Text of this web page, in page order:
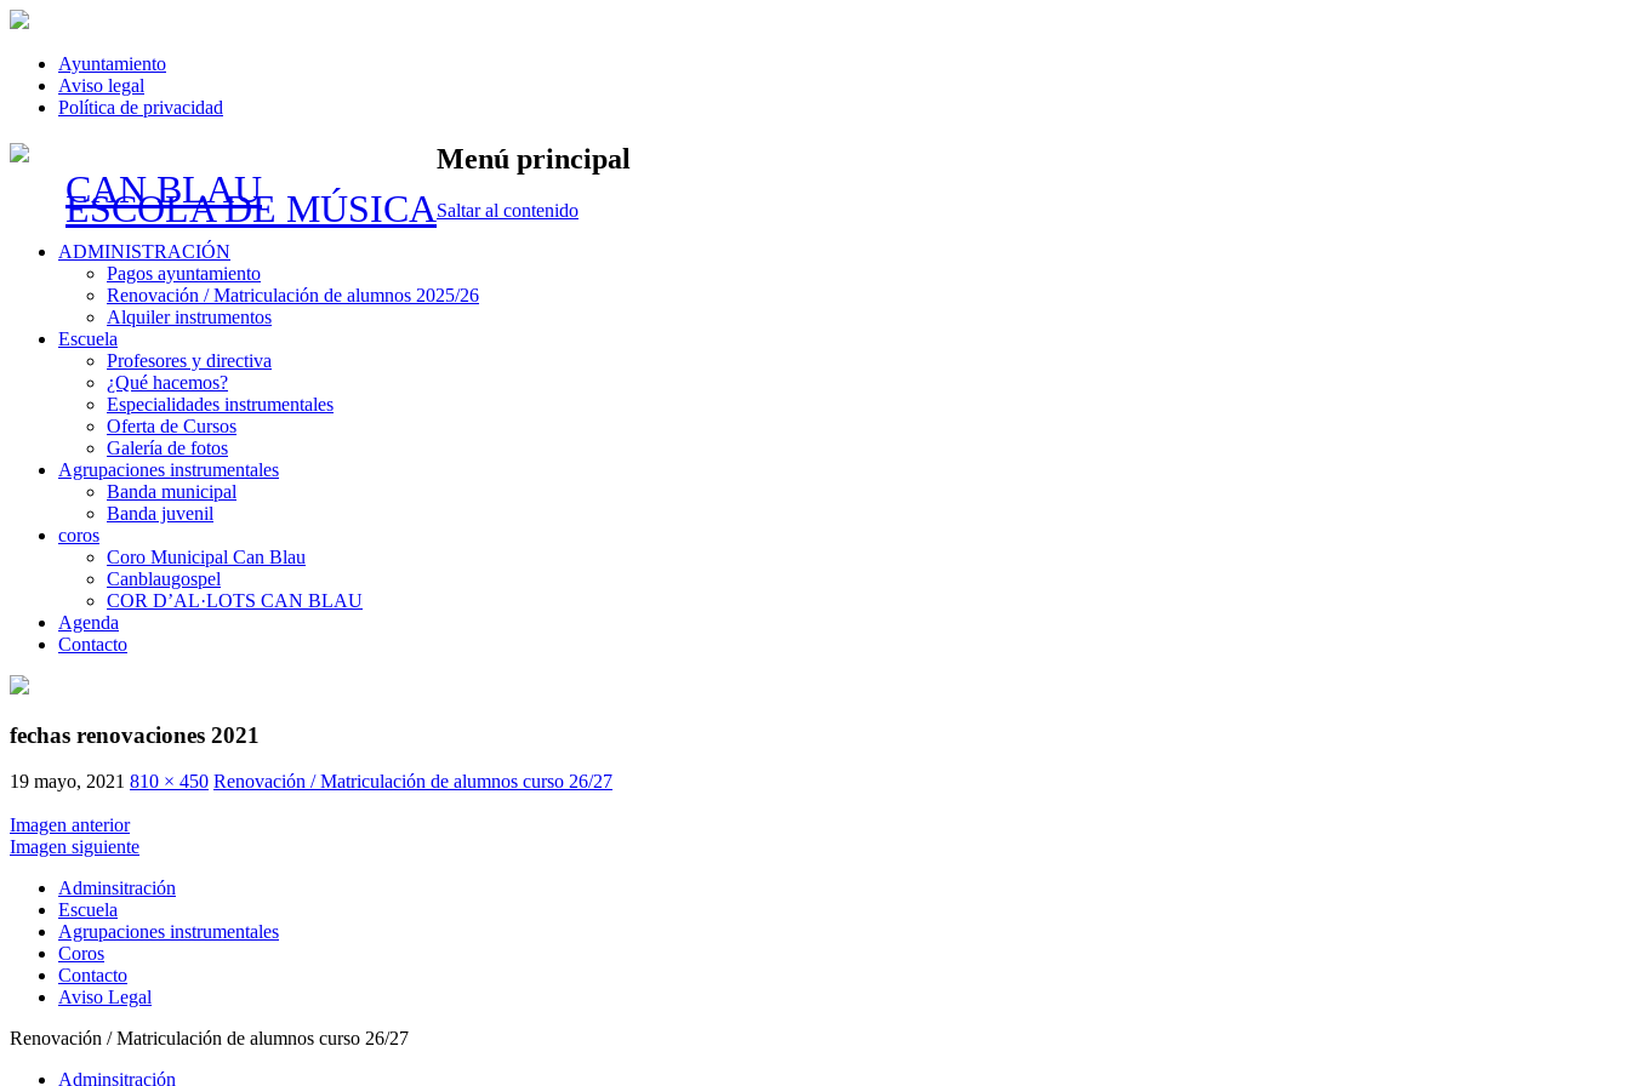
Ayuntamiento
Aviso legal
Política de privacidad
CAN BLAU
ESCOLA DE MÚSICA
Menú principal
Saltar al contenido
ADMINISTRACIÓN
Pagos ayuntamiento
Renovación / Matriculación de alumnos 2025/26
Alquiler instrumentos
Escuela
Profesores y directiva
¿Qué hacemos?
Especialidades instrumentales
Oferta de Cursos
Galería de fotos
Agrupaciones instrumentales
Banda municipal
Banda juvenil
coros
Coro Municipal Can Blau
Canblaugospel
COR D’AL·LOTS CAN BLAU
Agenda
Contacto
fechas renovaciones 2021
19 mayo, 2021 810 × 450 Renovación / Matriculación de alumnos curso 26/27
Imagen anterior
Imagen siguiente
Adminsitración
Escuela
Agrupaciones instrumentales
Coros
Contacto
Aviso Legal
Renovación / Matriculación de alumnos curso 26/27
Adminsitración